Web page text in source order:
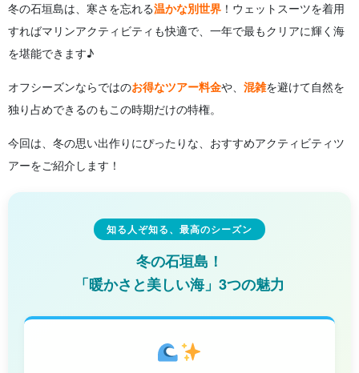
冬の石垣島は、寒さを忘れる温かな別世界 ！ウェットスーツを着用
すればマリンアクティビティも快適で、一年で最もクリアに輝く海
を堪能できます♪
オフシーズンならではのお得なツアー料金や、 混雑を避けて自然を
独り占めできるのもこの時期だけの特権。
今回は、冬の思い出作りにぴったりな、おすすめアクティビティツ
アーをご紹介します！
知る人ぞ知る、最高のシーズン
冬の石垣島！
「暖かさと美しい海」3つの魅力